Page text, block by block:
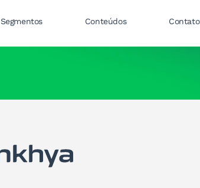
Segmentos Conteúdos Contato